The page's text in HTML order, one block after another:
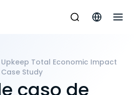
Upkeep Total Economic Impact
Case Study
caso de